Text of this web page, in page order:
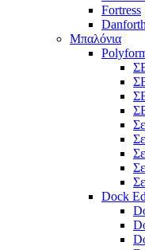
Fortress
Danforth
Μπαλόνια
Dock